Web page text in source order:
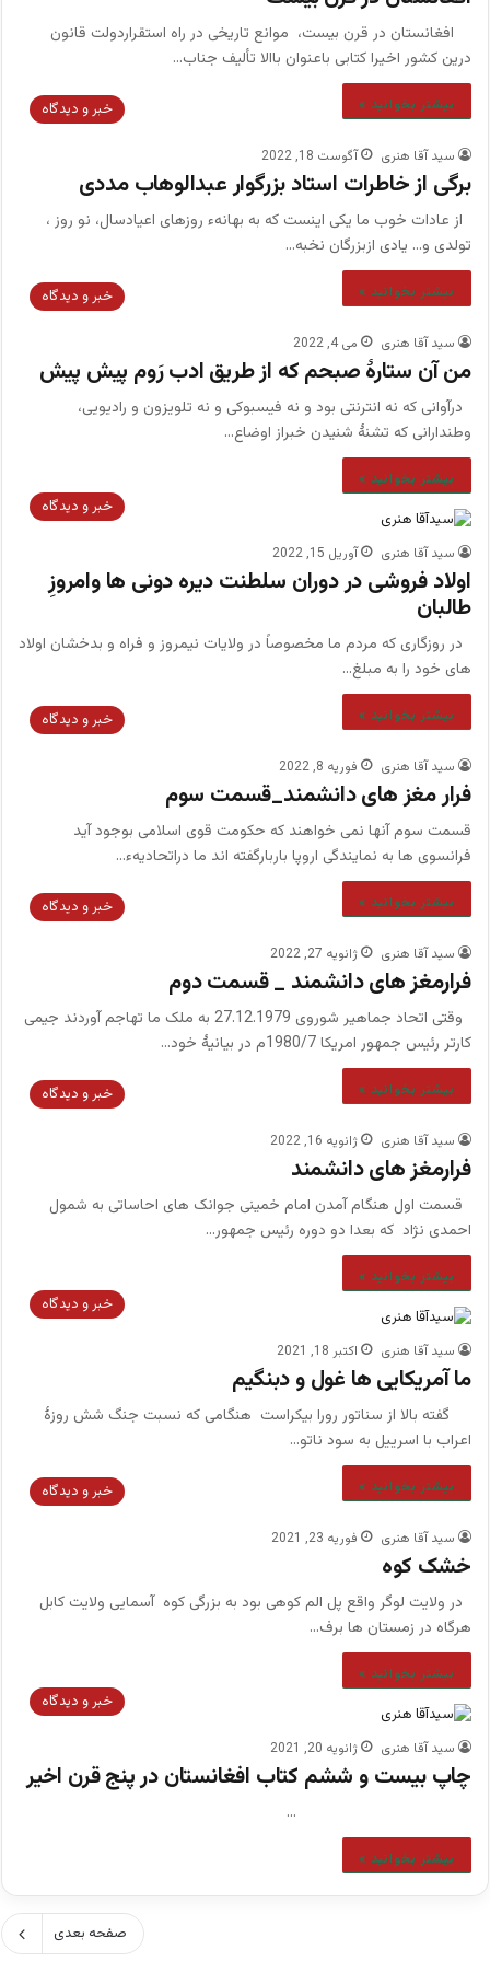
افغانستان در قرن بیست، موانع تاریخی در راه استقراردولت قانون
درین کشور اخیرا کتابی باعنوان باالا تألیف جناب…
بیشتر بخوانید » خبر و دیدگاه
سید آقا هنری آگوست 18, 2022
برگی از خاطرات استاد بزرگوار عبدالوهاب مددی
از عادات خوب ما یکی اینست که به بهانهء روزهای اعیادسال، نو روز ،
تولدی و… یادی ازبزرگان نخبه…
بیشتر بخوانید » خبر و دیدگاه
سید آقا هنری می 4, 2022
من آن ستارۀ صبحم که از طریق ادب رَوم پیش پیش
درآوانی که نه انترنتی بود و نه فیسبوکی و نه تلویزون و رادیویی،
وطندارانی که تشنۀ شنیدن خبراز اوضاع…
بیشتر بخوانید »
خبر و دیدگاه
سید آقا هنری آوریل 15, 2022
اولاد فروشی در دوران سلطنت دیره دونی ها وامروزِ
طالبان
در روزگاری که مردم ما مخصوصاً در ولایات نیمروز و فراه و بدخشان اولاد
های خود را به مبلغ…
بیشتر بخوانید » خبر و دیدگاه
سید آقا هنری فوریه 8, 2022
فرار مغز های دانشمند_قسمت سوم
قسمت سوم آنها نمی خواهند که حکومت قوی اسلامی بوجود آید
فرانسوی ها به نمایندگی اروپا باربارگفته اند ما دراتحادیهء…
بیشتر بخوانید » خبر و دیدگاه
سید آقا هنری ژانویه 27, 2022
فرارمغز های دانشمند _ قسمت دوم
وقتی اتحاد جماهیر شوروی 27.12.1979 به ملک ما تهاجم آوردند جیمی
کارتر رئیس جمهور امریکا 1980/7م در بیانیۀ خود…
بیشتر بخوانید » خبر و دیدگاه
سید آقا هنری ژانویه 16, 2022
فرارمغز های دانشمند
قسمت اول هنگام آمدن امام خمینی جوانک های احاساتی به شمول
احمدی نژاد که بعدا دو دوره رئیس جمهور…
بیشتر بخوانید »
خبر و دیدگاه
سید آقا هنری اکتبر 18, 2021
ما آمریکایی ها غول و دبنگیم
گفته بالا از سناتور رورا بیکراست هنگامی که نسبت جنگ شش روزۀ
اعراب با اسرییل به سود ناتو…
بیشتر بخوانید » خبر و دیدگاه
سید آقا هنری فوریه 23, 2021
خشک کوه
در ولایت لوگر واقع پل الم کوهی بود به بزرگی کوه آسمایی ولایت کابل
هرگاه در زمستان ها برف…
بیشتر بخوانید »
خبر و دیدگاه
سید آقا هنری ژانویه 20, 2021
چاپ بیست و ششم کتاب افغانستان در پنج قرن اخیر
…
بیشتر بخوانید »
صفحه بعدی